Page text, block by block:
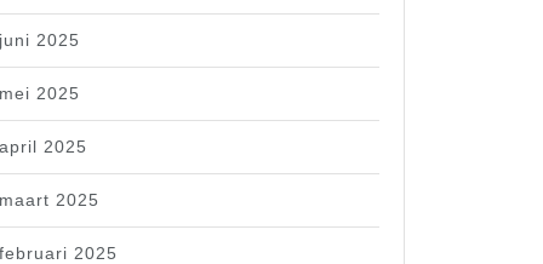
juni 2025
mei 2025
april 2025
maart 2025
februari 2025